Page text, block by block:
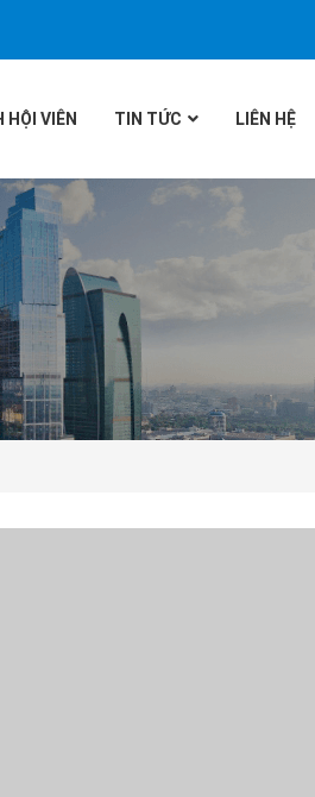
HỘI VIÊN TIN TỨC LIÊN HỆ